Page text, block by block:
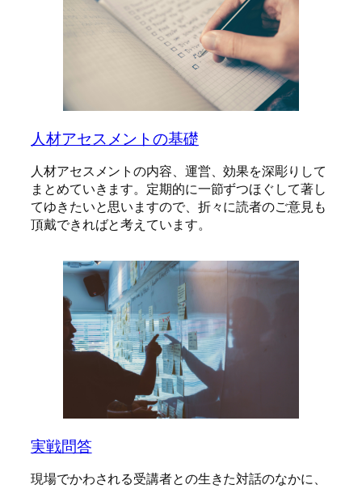
人材アセスメントの基礎
人材アセスメントの内容、運営、効果を深彫りして
まとめていきます。定期的に一節ずつほぐして著し
てゆきたいと思いますので、折々に読者のご意見も
頂戴できればと考えています。
実戦問答
現場でかわされる受講者との生きた対話のなかに、